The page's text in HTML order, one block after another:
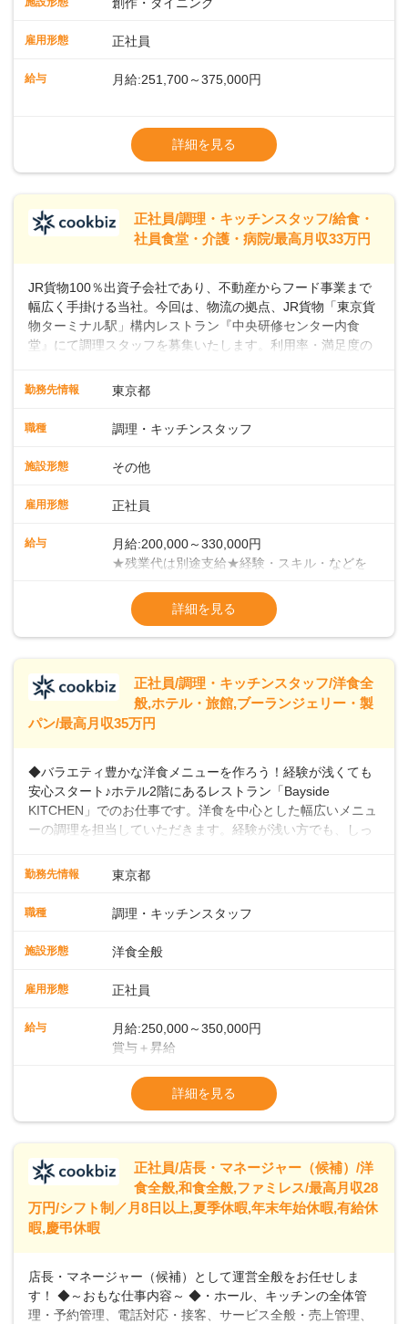
らず、テニスコートがピックルボールコートに改装されるな
たちと一緒に、新しいスタートを切りませんか？あなたのご
雇用形態 正社員
給与 月給:251,700～375,000円
▼給与改定（年1回)
▼決算賞与（年1回)
【手当】
▼残業手当（固定残業見合手当43,613円～／
▼深夜勤務手当（22:00〜25%UP）
▼交通費支給（上限月10万円)
詳細を見る
正社員/調理・キッチンスタッフ/給食・
社員食堂・介護・病院/最高月収33万円
JR貨物100％出資子会社であり、不動産からフード事業まで
幅広く手掛ける当社。今回は、物流の拠点、JR貨物「東京貨
物ターミナル駅」構内レストラン『中央研修センター内食
堂』にて調理スタッフを募集いたします。利用率・満足度の
う！＜まずは調理スタッフとして＞入社後、あなたには調理
ます。まずは当店の仕事の流れ・お店のルールを把握してく
す。 ■チームワークがカギ！当店での調理方法は、給食等の
ようにチームで一度に大人数分の調理を手がけていく集団調
理です。メイン・副菜担当、揚げ物担当、ご飯担当、盛り付
＜徐々にマネジメントも学んでください＞業務に慣れてきた
ら、徐々にマネジメント業務をお任せしていきます。パート
ることになりますので、お店を作っていく面白さを味わえま
すよ！＜将来はキャリアアップも＞まずは、1年間での一人立
も可能です。
勤務先情報 東京都
職種 調理・キッチンスタッフ
施設形態 その他
雇用形態 正社員
給与
月給:200,000～330,000円
★残業代は別途支給★経験・スキル・などを
（2023年度実績：3.8ヶ月分支給）★昇給年
1回（55歳まで）＜年収例＞年収380万円／
入社5年／40歳年収400万円／入社3年／48歳
年収460万円／入社7年／51歳
※試用期間3ヶ月あり（給与・待遇変動な
詳細を見る
正社員/調理・キッチンスタッフ/洋食全
般,ホテル・旅館,ブーランジェリー・製
パン/最高月収35万円
◆バラエティ豊かな洋食メニューを作ろう！経験が浅くても
安心スタート♪ホテル2階にあるレストラン「Bayside
KITCHEN」でのお仕事です。洋食を中心とした幅広いメニュ
ーの調理を担当していただきます。経験が浅い方でも、しっ
トできます。経験者は、これまでのスキルを活かして即戦力
うな流れ作業ではなく、一人ひとりが責任を持って料理に取
できます。また、20代・30代の若手や中堅スタッフにどんど
大きな特徴です。 ◆ライブキッチンでお客様を魅了！メニュ
ンを極めたベテラン。朝食・ランチの時間帯に、自家製の焼
きたてパンをメインとしたビュッフェスタイルでお客様をお
あり、お客様との距離が近い臨場感あふれる環境で、調理だ
けでなく演出スキルも身につけられます。さらに、将来的に
ァンを一緒に増やしていきましょう！
勤務先情報 東京都
職種 調理・キッチンスタッフ
施設形態 洋食全般
雇用形態 正社員
給与
月給:250,000～350,000円
賞与＋昇給
※試用期間 3ヶ月間あり（待遇変動なし）
※固定残業代15時間25,000円～を含む、超
詳細を見る
正社員/店長・マネージャー（候補）/洋
食全般,和食全般,ファミレス/最高月収28
万円/シフト制／月8日以上,夏季休暇,年末年始休暇,有給休
暇,慶弔休暇
店長・マネージャー（候補）として運営全般をお任せしま
す！ ◆～おもな仕事内容～ ◆・ホール、キッチンの全体管
理・予約管理、電話対応・接客、サービス全般・売上管理、